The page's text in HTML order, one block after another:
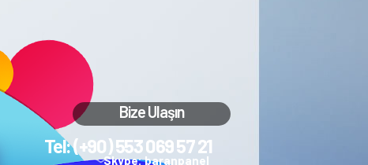
Bize Ulaşın
Tel: (+90) 553 069 57 21
Skype: baranpanel